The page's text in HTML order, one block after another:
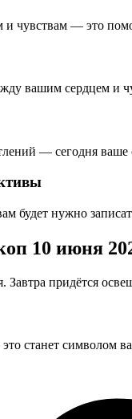
чувствам — это
вашим сердцем и
— сегодня ваше
будет нужно
10 июня
придётся
станет символом